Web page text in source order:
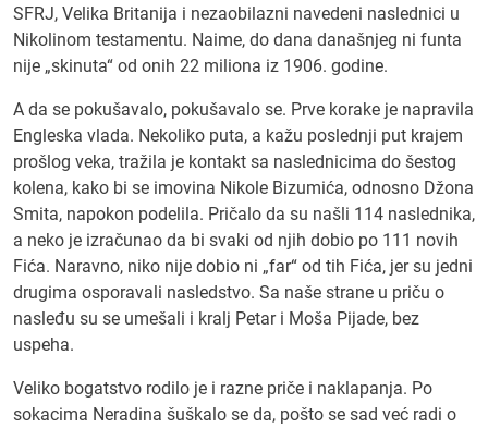
SFRJ, Velika Britanija i nezaobilazni navedeni naslednici u
Nikolinom testamentu. Naime, do dana današnjeg ni funta
nije „skinuta“ od onih 22 miliona iz 1906. godine.
A da se pokušavalo, pokušavalo se. Prve korake je napravila
Engleska vlada. Nekoliko puta, a kažu poslednji put krajem
prošlog veka, tražila je kontakt sa naslednicima do šestog
kolena, kako bi se imovina Nikole Bizumića, odnosno Džona
Smita, napokon podelila. Pričalo da su našli 114 naslednika,
a neko je izračunao da bi svaki od njih dobio po 111 novih
Fića. Naravno, niko nije dobio ni „far“ od tih Fića, jer su jedni
drugima osporavali nasledstvo. Sa naše strane u priču o
nasleđu su se umešali i kralj Petar i Moša Pijade, bez
uspeha.
Veliko bogatstvo rodilo je i razne priče i naklapanja. Po
sokacima Neradina šuškalo se da, pošto se sad već radi o